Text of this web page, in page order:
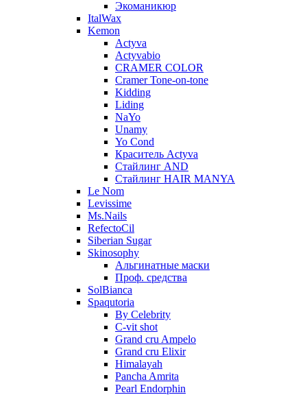
Экоманикюр
ItalWax
Kemon
Actyva
Actyvabio
CRAMER COLOR
Cramer Tone-on-tone
Kidding
Liding
NaYo
Unamy
Yo Cond
Краситель Actyva
Стайлинг AND
Стайлинг HAIR MANYA
Le Nom
Levissime
Ms.Nails
RefectoCil
Siberian Sugar
Skinosophy
Альгинатные маски
Проф. средства
SolBianca
Spaqutoria
By Celebrity
C-vit shot
Grand cru Ampelo
Grand сru Elixir
Himalayah
Pancha Amrita
Pearl Endorphin